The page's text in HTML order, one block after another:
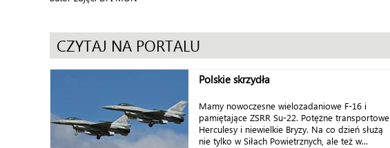
CZYTAJ NA PORTALU
Polskie skrzydła
Mamy nowoczesne wielozadaniowe F-16 i
pamiętające ZSRR Su-22. Potężne transportowe
Herculesy i niewielkie Bryzy. Na co dzień służą
nie tylko w Siłach Powietrznych, ale też w...